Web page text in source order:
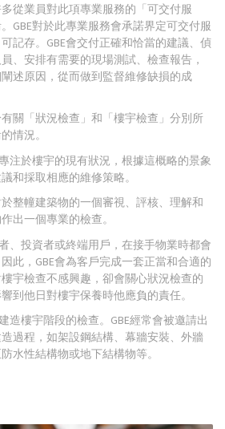
從業員對此項專業服務的「可交付服
GBE對於此專業服務會承諾界定可交付服
記存。GBE會交付正確和恰當的建議、偵
、安排有需要的現場測試、檢查報告，
述原因，從而做到監督維修缺損的成
關「狀況檢查」和「樓宇檢查」分別所
情況。
注於樓宇的現有狀況，根據這概略的景象
和採取相應的維修策略。
整幢建築物的一個審視、評核、理解和
出一個專業的檢查。
、投資者或終端用戶，在接手物業時都會
此，GBE會為客戶完成一套正當和合適的
宇檢查不感興趣，卻會關心狀況檢查的
到他日對樓宇保養時他應負的責任。
造樓宇階段的檢查。GBE經常會被邀請出
過程，如架設鋼結構、幕牆安裝、外牆
水性結構物或地下結構物等。